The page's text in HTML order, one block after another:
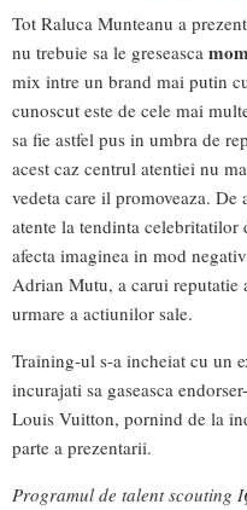
Tot Raluca Munteanu a
nu trebuie sa le greseasca
mix intre un brand mai putin
cunoscut este de cele mai
sa fie astfel pus in umbra de
acest caz centrul atentiei nu
vedeta care il promoveaza. De
atente la tendinta celebritatilor
afecta imaginea in mod
Adrian Mutu, a carui reputatie
urmare a actiunilor sale.
Training-ul s-a incheiat cu un
incurajati sa gaseasca
Louis Vuitton, pornind de la
parte a prezentarii.
Programul de talent scouting